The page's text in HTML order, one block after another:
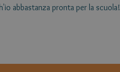
abbastanza pronta per la scuola!